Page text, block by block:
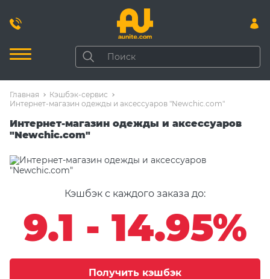
Главная
Кэшбэк-сервис
Интернет-магазин одежды и аксессуаров "Newchic.com"
Интернет-магазин одежды и аксессуаров
"Newchic.com"
Кэшбэк с каждого заказа до:
9.1 - 14.95%
Получить кэшбэк